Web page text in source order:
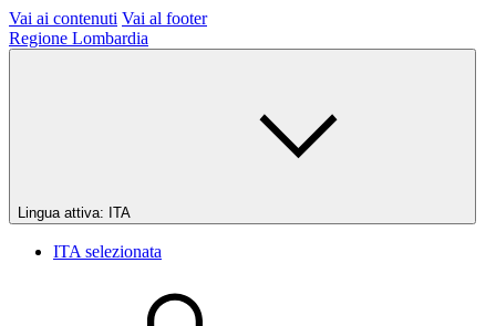
Vai ai contenuti Vai al footer
Regione Lombardia
Lingua attiva: ITA
ITA selezionata